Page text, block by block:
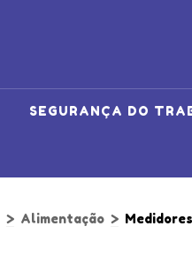
SEGURANÇA DO
> Alimentação >